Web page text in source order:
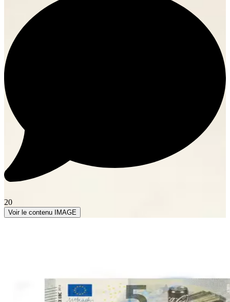
20
Voir le contenu IMAGE